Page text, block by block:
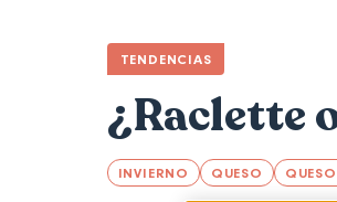
TENDENCIAS
¿Raclette
INVIERNO QUESO